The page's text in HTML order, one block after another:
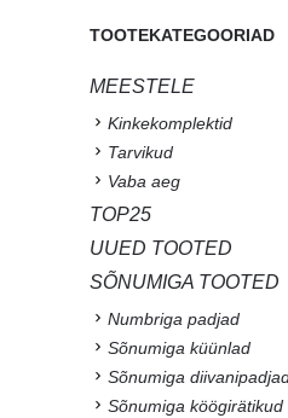
TOOTEKATEGOORIAD
MEESTELE
Kinkekomplektid
Tarvikud
Vaba aeg
TOP25
UUED TOOTED
SÕNUMIGA TOOTED
Numbriga padjad
Sõnumiga küünlad
Sõnumiga
Sõnumiga köögirätikud